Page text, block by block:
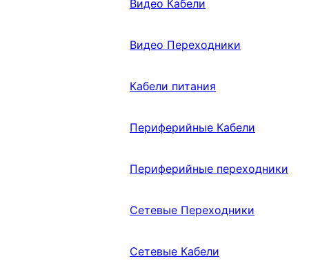
Видео Кабели
Видео Переходники
Кабели питания
Периферийные Кабели
Периферийные переходники
Сетевые Переходники
Сетевые Кабели